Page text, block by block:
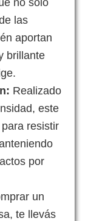
las
aportan
brillante
Realizado
este
resistir
por
un
te llevás